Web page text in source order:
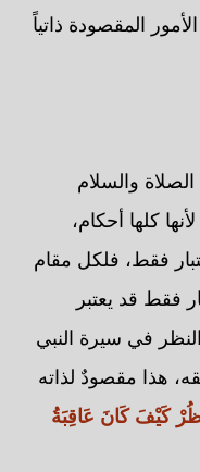
المقصودة ذاتياً
والسلام
كلها أحكام،
فقط، فلكل مقام
فقط قد يعتبر
في سيرة النبي
هذا مقصودٌ لذاته
كَيْفَ كَانَ عَاقِبَةُ